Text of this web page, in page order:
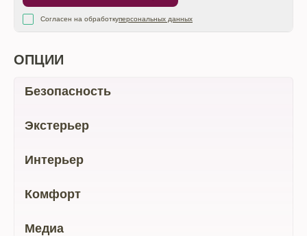
Согласен на обработкуперсональных данных
ОПЦИИ
Безопасность
Экстерьер
Интерьер
Комфорт
Медиа